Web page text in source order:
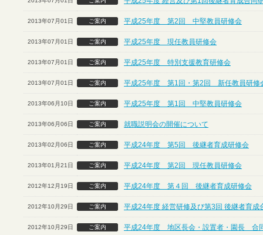
2013年07月01日 ご案内 平成25年度 第2回 中堅教員研修会
2013年07月01日 ご案内 平成25年度 現任教員研修会
2013年07月01日 ご案内 平成25年度 特別支援教育研修会
2013年07月01日 ご案内 平成25年度 第1回・第2回 新任教員研修
2013年06月10日 ご案内 平成25年度 第1回 中堅教員研修会
2013年06月06日 ご案内 就職説明会の開催について
2013年02月06日 ご案内 平成24年度 第5回 後継者育成研修会
2013年01月21日 ご案内 平成24年度 第2回 現任教員研修会
2012年12月19日 ご案内 平成24年度 第４回 後継者育成研修会
2012年10月29日 ご案内 平成24年度 経営研修及び第3回 後継者育成
2012年10月29日 ご案内 平成24年度 地区長会・設置者・園長 合